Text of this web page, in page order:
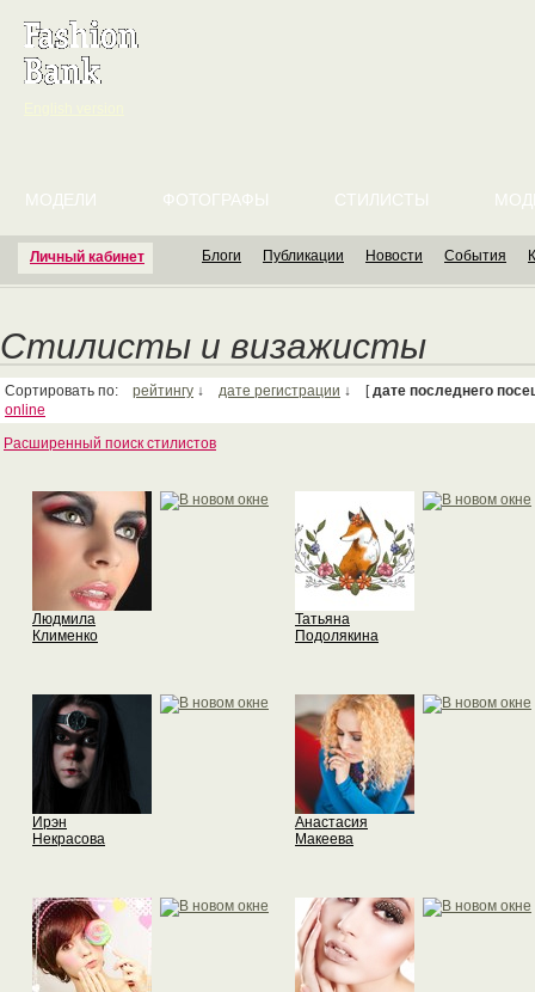
Личный кабинет
МОДЕЛИ ФОТОГРАФЫ СТИЛИСТЫ
Блоги Публикации Новости События
Стилисты и визажисты
Сортировать по: рейтингу ↓ дате регистрации ↓ [дате последнего
online
Расширенный поиск стилистов
Людмила
Клименко
Татьяна
Подолякина
Ирэн
Некрасова
Анастасия
Макеева